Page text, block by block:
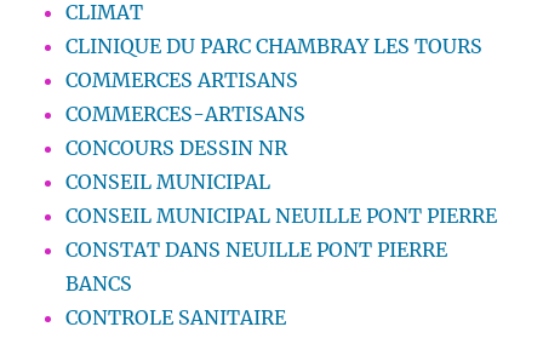
CLIMAT
CLINIQUE DU PARC CHAMBRAY LES TOURS
COMMERCES ARTISANS
COMMERCES-ARTISANS
CONCOURS DESSIN NR
CONSEIL MUNICIPAL
CONSEIL MUNICIPAL NEUILLE PONT PIERRE
CONSTAT DANS NEUILLE PONT PIERRE
BANCS
CONTROLE SANITAIRE